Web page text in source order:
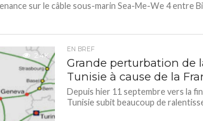
sur le câble sous-marin Sea-Me-We 4 entre
2.4K
EN BREF
Grande perturbation de
Tunisie à cause de la
Depuis hier 11 septembre vers la
Tunisie subit beaucoup de